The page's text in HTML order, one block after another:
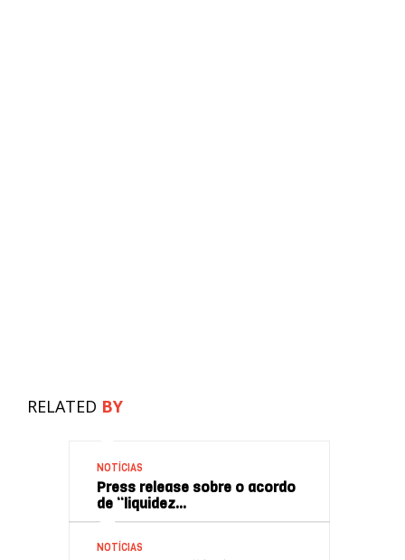
RELATED BY
NOTÍCIAS
Press release sobre o acordo
de “liquidez…
NOTÍCIAS